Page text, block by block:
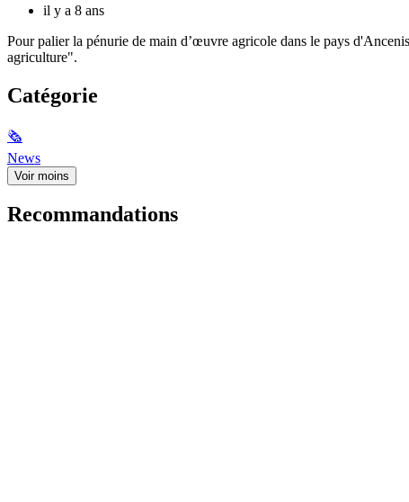
il y a 8 ans
Pour palier la pénurie de main d’œuvre agricole dans le pays
agriculture".
Catégorie
🗞
News
Voir moins
Recommandations